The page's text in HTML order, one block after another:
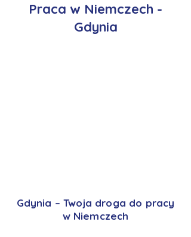
Praca w Niemczech -
Gdynia
Gdynia – Twoja droga do pracy
w Niemczech